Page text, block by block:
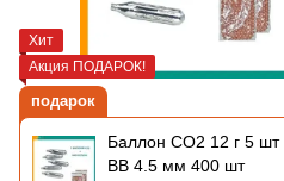
Хит
Акция ПОДАРОК!
подарок
Баллон CO2 12 г 5
BB 4.5 мм 400 шт